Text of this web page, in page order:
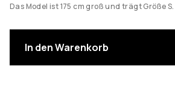
Das Model ist 175 cm groß und trägt Größe S.
In den Warenkorb